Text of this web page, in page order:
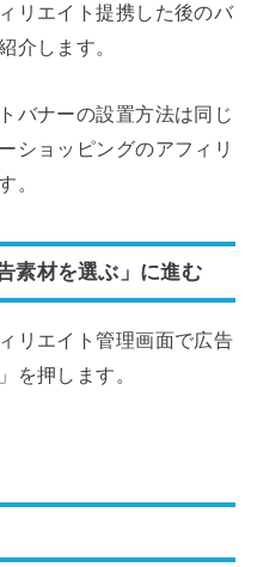
リエイト提携した後のバ
介します。
バナーの設置方法は同じ
ショッピングのアフィリ
。
素材を選ぶ」に進む
リエイト管理画面で広告
を押します。